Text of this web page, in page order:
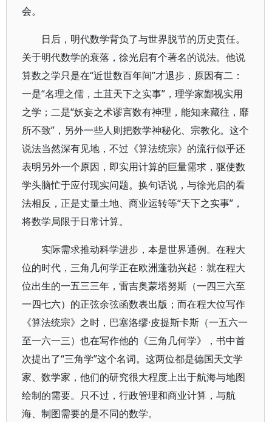
会。
日后，明代数学背负了与世界脱节的历史责任。
关于明代数学的衰落，徐光启有个著名的说法。他说
算数之学只是在“近世数百年间”才退步，原因有二：
一是“名理之儒，土苴天下之实事”，理学家鄙视实用
之学；二是“妖妄之术谬言数有神理，能知来藏往，靡
所不致”，另外一些人则把数学神秘化、宗教化。这个
说法当然深有见地，不过《算法统宗》的流行似乎还
表明另外一个原因，即实用计算的巨量需求，驱使数
学头脑忙于应付现实问题。换句话说，与徐光启的看
法相反，正是丈量土地、商业运转等“天下之实事”，
将数学局限于日常计算。
实际需求推动科学进步，本是世界通例。在程大
位的时代，三角几何学正在欧洲蓬勃兴起：就在程大
位出生的一五三三年，雷吉奥蒙塔努斯（一四三六至
一四七六）的正弦余弦函数表出版；而在程大位写作
《算法统宗》之时，巴塞洛缪·皮提斯卡斯（一五六一
至一六一三）也在写作他的《三角几何学》，书中首
次提出了“三角学”这个名词。这两位都是德国天文学
家、数学家，他们的研究很大程度上出于航海与地图
绘制的需要。只不过，行政管理和商业计算，与航
海、制图需要的是不同的数学。